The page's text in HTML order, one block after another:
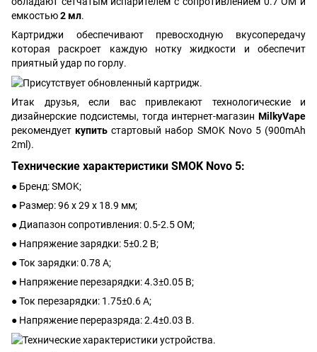
емкостью2 мл.
Картриджи обеспечивают превосходную вкусопередачу
которая раскроет каждую нотку жидкости и обеспечит
приятный удар по горлу.
Итак друзья, если вас привлекают технологические и
дизайнерские подсистемы, тогда интернет-магазин MilkyVape
рекомендуеткупитьстартовый набор SMOK Novo 5 (900mAh
2ml).
Технические характеристики SMOK Novo 5:
● Бренд: SMOK;
● Размер: 96 х 29 х 18.9 мм;
● Диапазон сопротивления: 0.5-2.5 ОМ;
● Напряжение зарядки: 5±0.2 В;
● Ток зарядки: 0.78 A;
● Напряжение перезарядки: 4.3±0.05 В;
● Ток перезарядки: 1.75±0.6 A;
● Напряжение переразряда: 2.4±0.03 В.